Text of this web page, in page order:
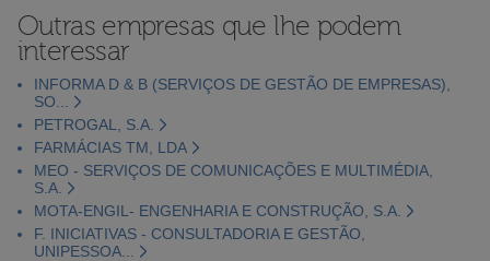
Outras empresas que lhe podem
interessar
INFORMA D & B (SERVIÇOS DE GESTÃO DE EMPRESAS),
SO...
PETROGAL, S.A.
FARMÁCIAS TM, LDA
MEO - SERVIÇOS DE COMUNICAÇÕES E MULTIMÉDIA,
S.A.
MOTA-ENGIL- ENGENHARIA E CONSTRUÇÃO, S.A.
F. INICIATIVAS - CONSULTADORIA E GESTÃO,
UNIPESSOA...